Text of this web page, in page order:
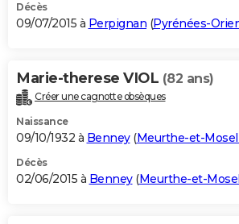
Décès
09/07/2015 à Perpignan (Pyrénées-
Marie-therese VIOL (82 ans)
Créer une cagnotte obsèques
Naissance
09/10/1932 à Benney(Meurthe-et-
Décès
02/06/2015 à Benney(Meurthe-et-